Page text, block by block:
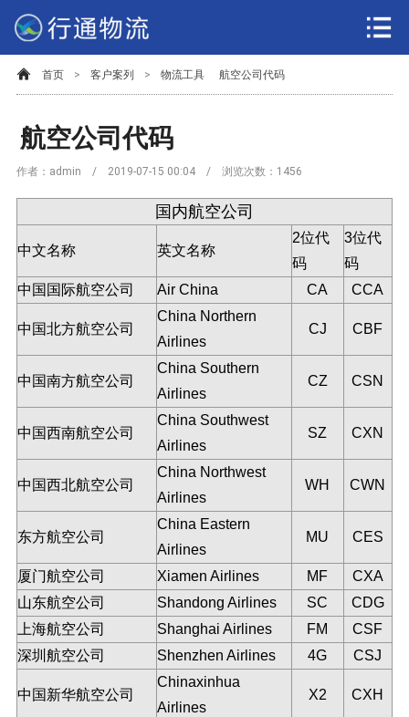
首页 > 客户案列 > 物流工具 航空公司代码
航空公司代码
作者：admin / 2019-07-15 00:04 / 浏览次数： 1456
国内航空公司
中文名称 英文名称
2位代
码
3位代
码
中国国际航空公司
Air China CA CCA
中国北方航空公司
China Northern
Airlines
CJ CBF
中国南方航空公司
China Southern
Airlines
CZ CSN
中国西南航空公司
China Southwest
Airlines
SZ CXN
中国西北航空公司
China Northwest
Airlines
WH CWN
东方航空公司
China Eastern
Airlines
MU CES
厦门航空公司 Xiamen Airlines MF
CXA
山东航空公司
Shandong Airlines SC
CDG
上海航空公司
Shanghai Airlines FM
CSF
深圳航空公司
Shenzhen Airlines 4G CSJ
中国新华航空公司
Chinaxinhua
Airlines
X2 CXH